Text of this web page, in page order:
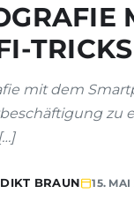
TRICKS
mit dem
zu
BRAUN 15.